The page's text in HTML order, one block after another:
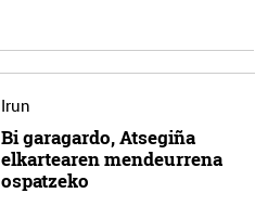
Irun
Bi garagardo, Atsegiña
elkartearen mendeurrena
ospatzeko